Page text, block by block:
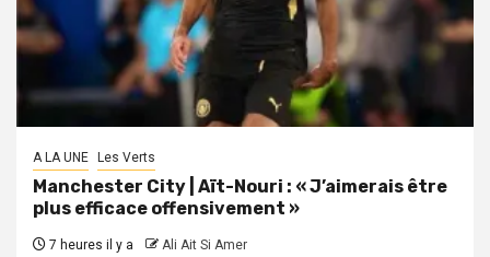
A LA UNE Les Verts
Manchester City | Aït-Nouri : « J’aimerais être
plus efficace offensivement »
7 heures il y a Ali Ait Si Amer